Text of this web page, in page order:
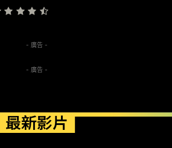
- 廣告 -
- 廣告 -
最新影片